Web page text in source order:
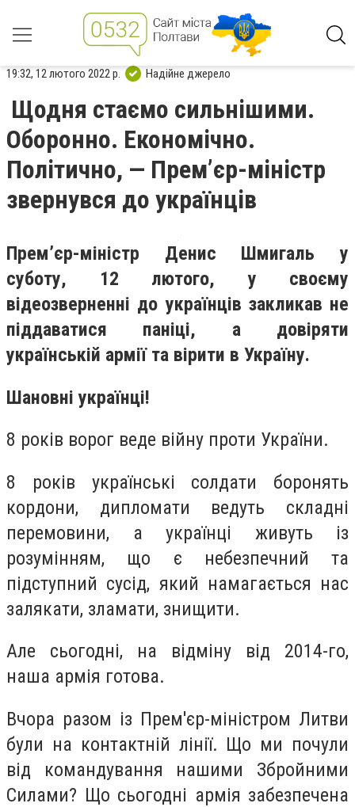
19:32, 12 лютого 2022 р. Надійне джерело
Щодня стаємо сильнішими.
Оборонно. Економічно.
Політично, — Прем’єр-міністр
звернувся до українців
Прем’єр-міністр Денис Шмигаль у
суботу, 12 лютого, у своєму
відеозверненні до українців закликав не
піддаватися паніці, а довіряти
українській армії та вірити в Україну.
Шановні українці!
8 років ворог веде війну проти України.
8 років українські солдати боронять
кордони, дипломати ведуть складні
перемовини, а українці живуть із
розумінням, що є небезпечний та
підступний сусід, який намагається нас
залякати, зламати, знищити.
Але сьогодні, на відміну від 2014-го,
наша армія готова.
Вчора разом із Прем'єр-міністром Литви
були на контактній лінії. Що ми почули
від командування нашими Збройними
Силами? Що сьогодні армія забезпечена